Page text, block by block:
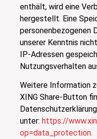
enthält, wird eine
hergestellt. Eine
personenbezogenen
unserer Kenntnis
IP-Adressen
Nutzungsverhalten
Weitere Information
XING Share-Button
unter: https://
op=data_protection.